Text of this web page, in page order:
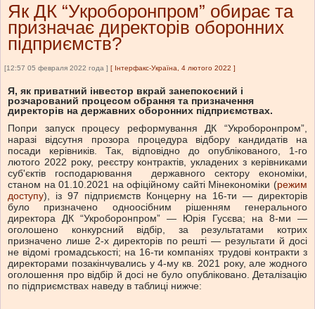
Як ДК “Укроборонпром” обирає та
призначає директорів оборонних
підприємств?
[12:57 05 февраля 2022 года ] [ Інтерфакс-Україна, 4 лютого 2022 ]
Я, як приватний інвестор вкрай занепокоєний і
розчарований процесом обрання та призначення
директорів на державних оборонних підприємствах.
Попри запуск процесу реформування ДК “Укроборонпром”,
наразі відсутня прозора процедура відбору кандидатів на
посади керівників. Так, відповідно до опублікованого, 1-го
лютого 2022 року, реєстру контрактів, укладених з керівниками
суб'єктів господарювання державного сектору економіки,
станом на 01.10.2021 на офіційному сайті Мінекономіки (режим
доступу), із 97 підприємств Концерну на 16-ти — директорів
було призначено одноосібним рішенням генерального
директора ДК “Укроборонпром” — Юрія Гусєва; на 8-ми —
оголошено конкурсний відбір, за результатами котрих
призначено лише 2-х директорів по решті — результати й досі
не відомі громадськості; на 16-ти компаніях трудові контракти з
директорами позакінчувались у 4-му кв. 2021 року, але жодного
оголошення про відбір й досі не було опубліковано. Деталізацію
по підприємствах наведу в таблиці нижче: